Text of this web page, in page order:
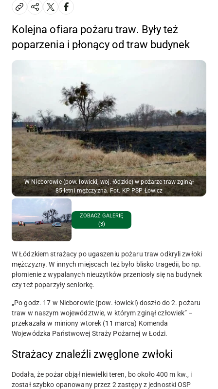
Kolejna ofiara pożaru traw. Były też
poparzenia i płonący od traw budynek
W Nieborowie (pow. łowicki, woj. łódzkie) w pożarze traw zginął
85-letni mężczyzna. Fot. KP PSP Łowicz
ZOBACZ GALERIĘ
(3)
W Łódzkiem strażacy po ugaszeniu pożaru traw odkryli zwłoki
mężczyzny. W innych miejscach też było blisko tragedii, bo np.
płomienie z wypalanych nieużytków przeniosły się na budynek
czy też poparzyły seniorkę.
„Po godz. 17 w Nieborowie (pow. łowicki) doszło do 2. pożaru
traw w naszym województwie, w którym zginął człowiek” –
przekazała w miniony wtorek (11 marca) Komenda
Wojewódzka Państwowej Straży Pożarnej w Łodzi.
Strażacy znaleźli zwęglone zwłoki
Dodała, że pożar objął niewielki teren, bo około 400 m kw., i
został szybko opanowany przez 2 zastępy z jednostki OSP